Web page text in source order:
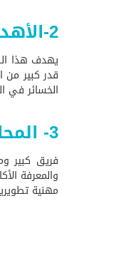
2-الأهداف التدريبية
يهدف هذا
قدر كبير من
الخسائر في
3- المحاضرين
فريق كبير
مهنية